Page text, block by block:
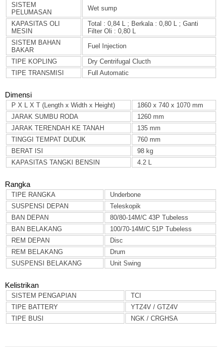
SISTEM
PELUMASAN
Wet sump
KAPASITAS OLI
MESIN
Total : 0,84 L ; Berkala : 0,80 L ; Ganti
Filter Oli : 0,80 L
SISTEM BAHAN
BAKAR
Fuel Injection
TIPE KOPLING
Dry Centrifugal Clucth
TIPE TRANSMISI
Full Automatic
Dimensi
P X L X T (Length x Width x Height)
1860 x 740 x 1070 mm
JARAK SUMBU RODA
1260 mm
JARAK TERENDAH KE TANAH
135 mm
TINGGI TEMPAT DUDUK
760 mm
BERAT ISI
98 kg
KAPASITAS TANGKI BENSIN
4.2 L
Rangka
TIPE RANGKA
Underbone
SUSPENSI DEPAN
Teleskopik
BAN DEPAN
80/80-14M/C 43P Tubeless
BAN BELAKANG
100/70-14M/C 51P Tubeless
REM DEPAN
Disc
REM BELAKANG
Drum
SUSPENSI BELAKANG
Unit Swing
Kelistrikan
SISTEM PENGAPIAN
TCI
TIPE BATTERY
YTZ4V / GTZ4V
TIPE BUSI
NGK / CRGHSA